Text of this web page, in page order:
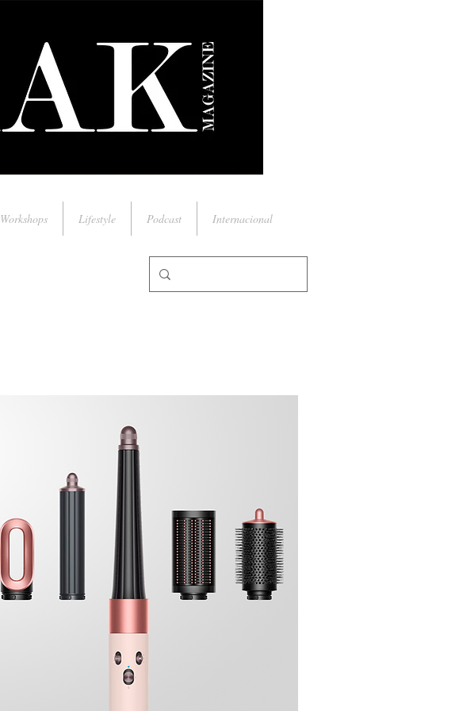
Workshops Lifestyle Podcast Internacional